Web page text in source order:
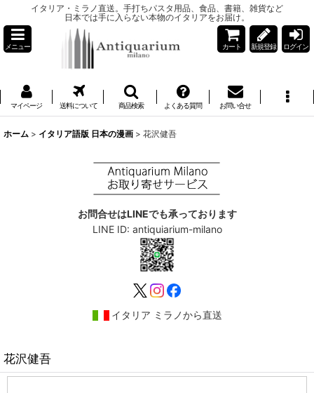
イタリア・ミラノ直送。手打ちパスタ用品、食品、書籍、雑貨など
日本では手に入らない本物のイタリアをお届け。
メニュー カート 新規登録 ログイン
マイページ 送料について 商品検索 よくある質問 お問い合せ
ホーム > イタリア語版 日本の漫画 > 花沢健吾
お問合せはLINEでも承っております
LINE ID: antiquiarium-milano
イタリア ミラノから直送
花沢健吾